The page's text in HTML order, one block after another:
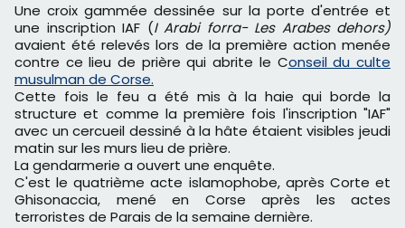
Une croix gammée dessinée sur la porte d'entrée et
une inscription IAF (I Arabi forra- Les Arabes dehors)
avaient été relevés lors de la première action menée
contre ce lieu de prière qui abrite le Conseil du culte
musulman de Corse.
Cette fois le feu a été mis à la haie qui borde la
structure et comme la première fois l'inscription "IAF"
avec un cercueil dessiné à la hâte étaient visibles jeudi
matin sur les murs lieu de prière.
La gendarmerie a ouvert une enquête.
C'est le quatrième acte islamophobe, après Corte et
Ghisonaccia, mené en Corse après les actes
terroristes de Parais de la semaine dernière.